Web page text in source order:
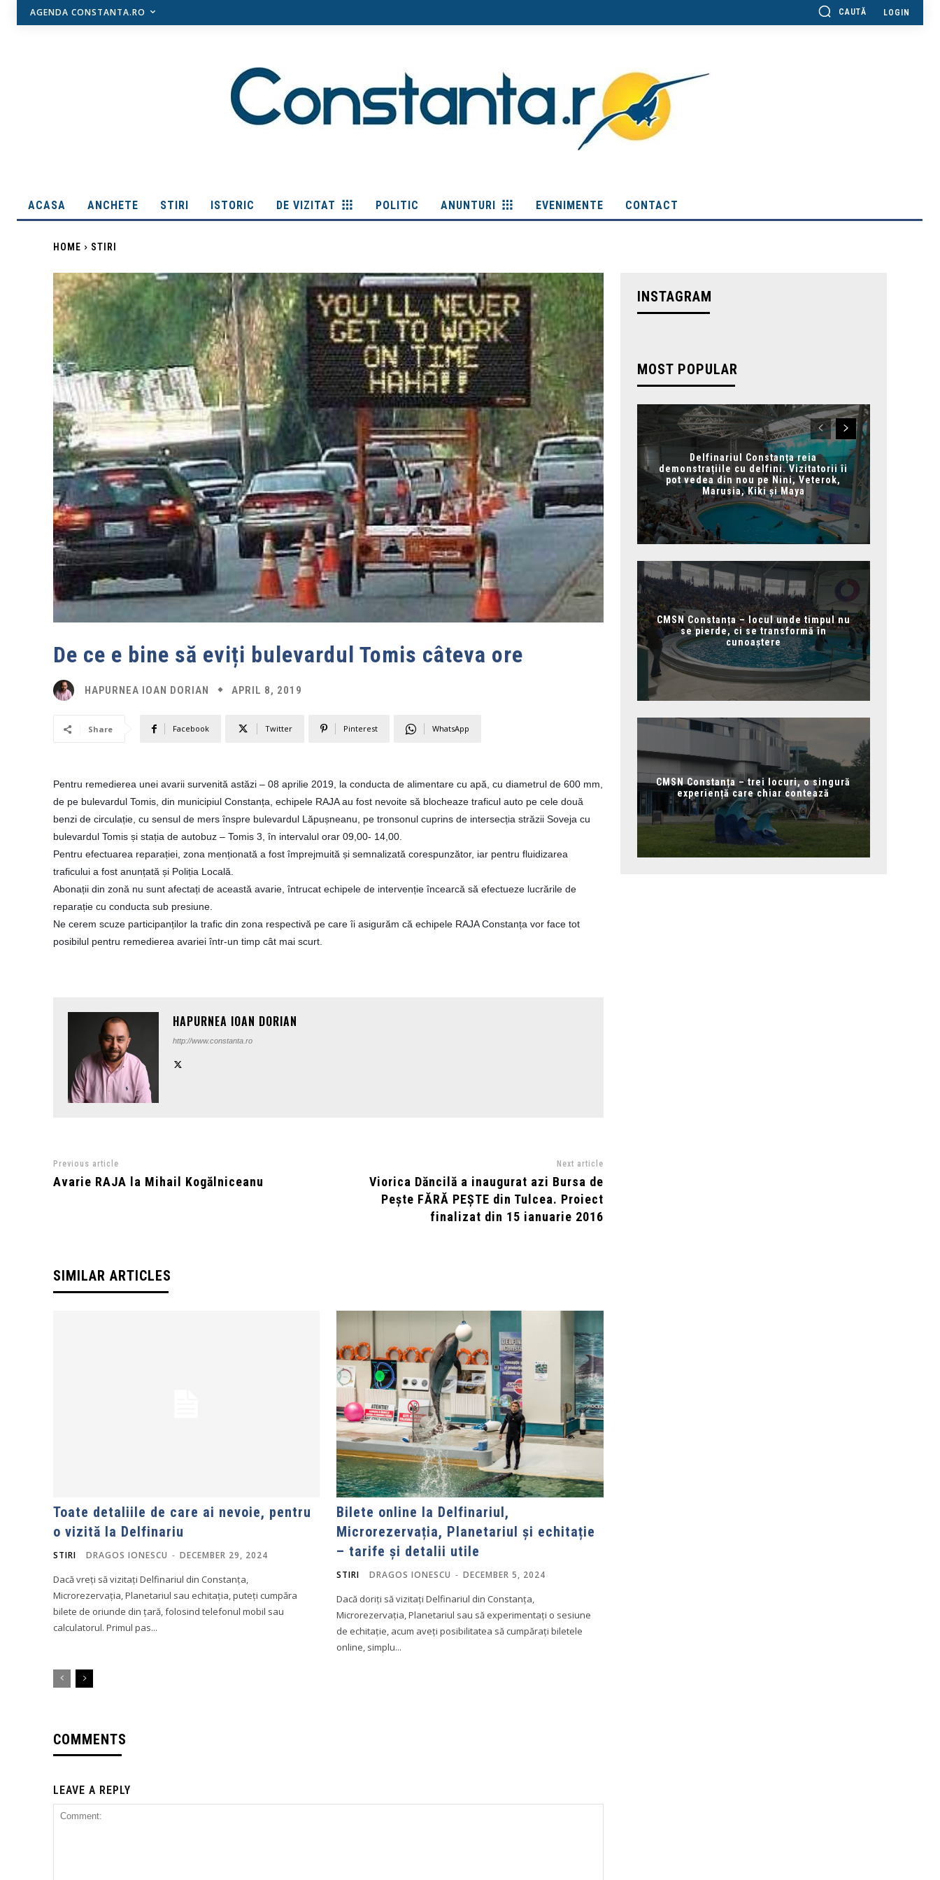
AGENDA CONSTANTA.RO CAUTĂ LOGIN
ACASA ANCHETE STIRI ISTORIC DE VIZITAT POLITIC ANUNTURI EVENIMENTE CONTACT
HOME STIRI
De ce e bine să eviți bulevardul Tomis câteva ore
HAPURNEA IOAN DORIAN APRIL 8, 2019
Share Facebook Twitter Pinterest WhatsApp
Pentru remedierea unei avarii survenită astăzi – 08 aprilie 2019, la conducta de alimentare cu apă, cu diametrul de 600 mm,
de pe bulevardul Tomis, din municipiul Constanța, echipele RAJA au fost nevoite să blocheaze traficul auto pe cele două
benzi de circulație, cu sensul de mers înspre bulevardul Lăpușneanu, pe tronsonul cuprins de intersecția străzii Soveja cu
bulevardul Tomis și stația de autobuz – Tomis 3, în intervalul orar 09,00- 14,00.
Pentru efectuarea reparației, zona menționată a fost împrejmuită și semnalizată corespunzător, iar pentru fluidizarea
traficului a fost anunțată și Poliția Locală.
Abonații din zonă nu sunt afectați de această avarie, întrucat echipele de intervenție încearcă să efectueze lucrările de
reparație cu conducta sub presiune.
Ne cerem scuze participanților la trafic din zona respectivă pe care îi asigurăm că echipele RAJA Constanța vor face tot
posibilul pentru remedierea avariei într-un timp cât mai scurt.
HAPURNEA IOAN DORIAN
http://www.constanta.ro
Previous article
Avarie RAJA la Mihail Kogălniceanu
Next article
Viorica Dăncilă a inaugurat azi Bursa de
Pește FĂRĂ PEȘTE din Tulcea. Proiect
finalizat din 15 ianuarie 2016
SIMILAR ARTICLES
Toate detaliile de care ai nevoie, pentru
o vizită la Delfinariu
STIRI DRAGOS IONESCU - DECEMBER 29, 2024
Dacă vreți să vizitați Delfinariul din Constanța,
Microrezervația, Planetariul sau echitația, puteți cumpăra
bilete de oriunde din țară, folosind telefonul mobil sau
calculatorul. Primul pas...
Bilete online la Delfinariul,
Microrezervația, Planetariul și echitație
– tarife și detalii utile
STIRI DRAGOS IONESCU - DECEMBER 5, 2024
Dacă doriți să vizitați Delfinariul din Constanța,
Microrezervația, Planetariul sau să experimentați o sesiune
de echitație, acum aveți posibilitatea să cumpărați biletele
online, simplu...
COMMENTS
LEAVE A REPLY
INSTAGRAM
MOST POPULAR
Delfinariul Constanța reia
demonstrațiile cu delfini. Vizitatorii îi
pot vedea din nou pe Nini, Veterok,
Marusia, Kiki și Maya
CMSN Constanța – locul unde timpul nu
se pierde, ci se transformă în
cunoaștere
CMSN Constanța – trei locuri, o singură
experiență care chiar contează